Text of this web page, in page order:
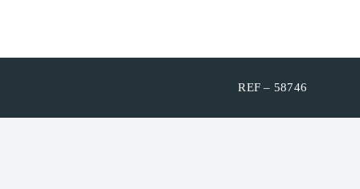
REF – 58746